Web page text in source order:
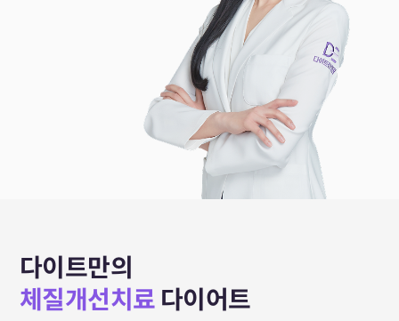
다이트만의
체질개선치료 다이어트